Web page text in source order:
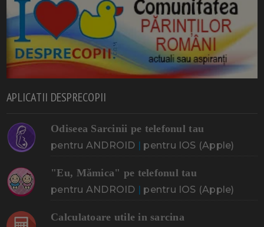
APLICATII DESPRECOPII
Odiseea Sarcinii pe telefonul tau
pentru ANDROID pentru IOS (Apple)
"Eu, Mămica" pe telefonul tau
pentru ANDROID pentru IOS (Apple)
Calculatoare utile in sarcina